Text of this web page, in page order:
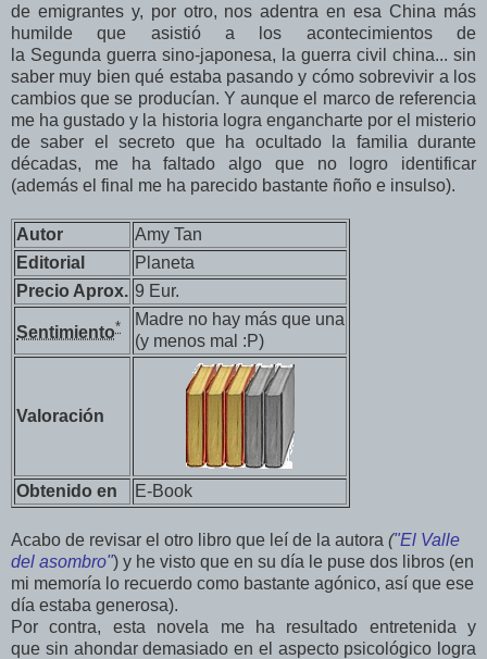
de emigrantes y, por otro, nos adentra en esa China más
humilde que asistió a los acontecimientos de
la Segunda guerra sino-japonesa, la guerra civil china... sin
saber muy bien qué estaba pasando y cómo sobrevivir a los
cambios que se producían. Y aunque el marco de referencia
me ha gustado y la historia logra engancharte por el misterio
de saber el secreto que ha ocultado la familia durante
décadas, me ha faltado algo que no logro identificar
(además el final me ha parecido bastante ñoño e insulso).
Autor
Amy Tan
Editorial
Planeta
Precio Aprox. 9 Eur.
Sentimiento*
Madre no hay más que una
(y menos mal :P)
Valoración
Obtenido en E-Book
Acabo de revisar el otro libro que leí de la autora ("El Valle
del asombro") y he visto que en su día le puse dos libros (en
mi memoría lo recuerdo como bastante agónico, así que ese
día estaba generosa).
Por contra, esta novela me ha resultado entretenida y
que sin ahondar demasiado en el aspecto psicológico logra